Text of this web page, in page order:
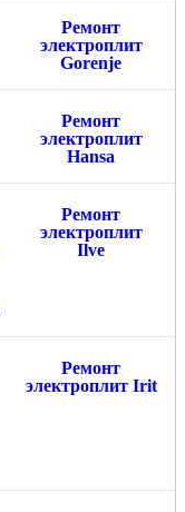
Ремонт
электроплит
Gorenje
Ремонт
электроплит
Hansa
Ремонт
электроплит
Ilve
Ремонт
электроплит Irit